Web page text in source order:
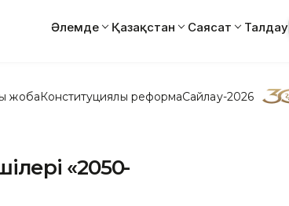
Әлемде Қазақстан Саясат Талдау
жобаКонституциялық реформаСайлау-2026
«2050-